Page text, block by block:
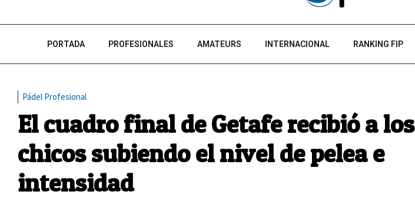
PORTADA PROFESIONALES AMATEURS INTERNACIONAL RANKING FIP
Pádel Profesional
El cuadro final de Getafe recibió a los
chicos subiendo el nivel de pelea e
intensidad